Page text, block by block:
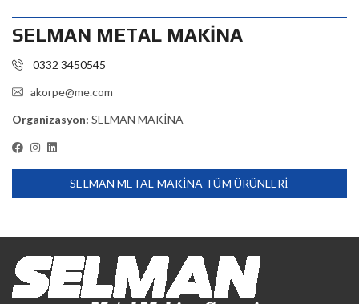
SELMAN METAL MAKİNA
0332 3450545
akorpe@me.com
Organizasyon: SELMAN MAKİNA
SELMAN METAL MAKİNA TÜM ÜRÜNLERI